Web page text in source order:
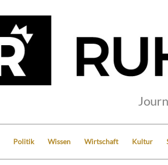
Politik Wissen Wirtschaft Kultur